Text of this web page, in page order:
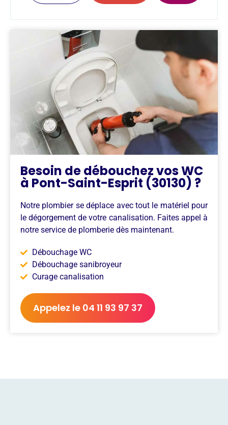
Besoin de débouchez vos WC
à Pont-Saint-Esprit (30130) ?
Notre plombier se déplace avec tout le matériel pour
le dégorgement de votre canalisation. Faites appel à
notre service de plomberie dès maintenant.
Débouchage WC
Débouchage sanibroyeur
Curage canalisation
Appelez le 04 11 93 97 37